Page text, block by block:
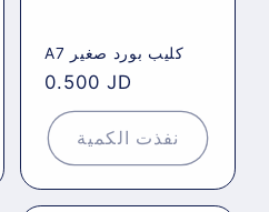
A7 كليب بورد صغير
Regular
price
0.500 JD
نفذت الكمية